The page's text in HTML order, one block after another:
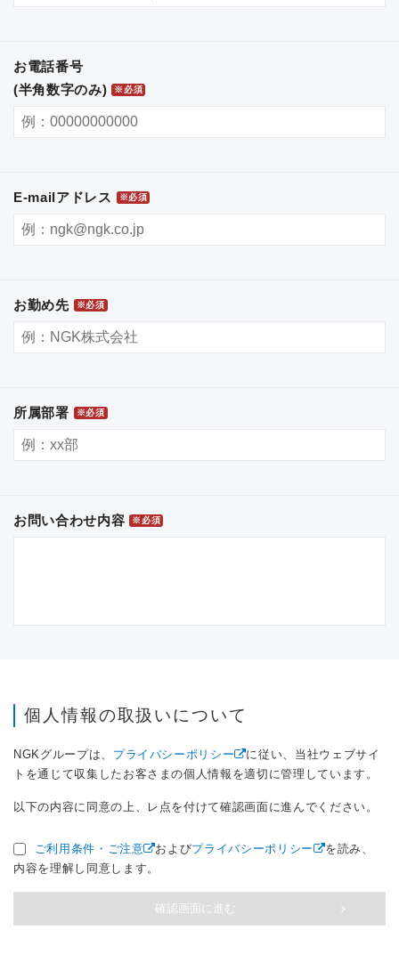
お電話番号
(半角数字のみ)
※必須
E-mailアドレス ※必須
お勤め先 ※必須
所属部署 ※必須
お問い合わせ内容 ※必須
個人情報の取扱いについて
NGKグループは、 プライバシーポリシー
に従い、当社ウェブサイ
トを通じて収集したお客さまの個人情報を適切に管理しています。
以下の内容に同意の上、レ点を付けて確認画面に進んでください。
ご利用条件・ご注意 およびプライバシーポリシー
を読み、
内容を理解し同意します。
確認画面に進む